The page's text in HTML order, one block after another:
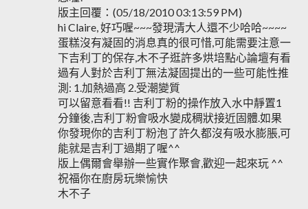
版主回覆：(05/18/2010 03:13:59 PM)
hi Claire, 好巧喔~~~發現清大人還不少哈哈~~~~
蛋糕沒有凝固的消息真的很可惜,可能需要注意一
下吉利丁的保存,木不子逛許多烘培點心論壇有看
過有人對於吉利丁無法凝固提出的一些可能性推
測: 1.加熱過高 2.受潮變質
可以留意看看!! 吉利丁粉的操作放入水中靜置1
分鐘後,吉利丁粉會吸水變成稠狀接近固體.如果
你發現你的吉利丁粉泡了許久都沒有吸水膨脹,可
能就是吉利丁過期了喔^^
版上偶爾會舉辦一些實作聚會,歡迎一起來玩 ^^
祝福你在廚房玩樂愉快
木不子